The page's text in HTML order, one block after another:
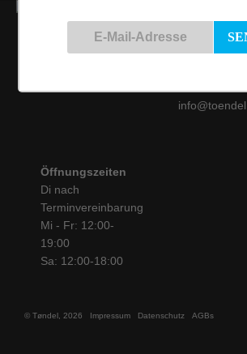
50825 Köln
Öffnungszeiten
Di nach
Terminvereinbarung
Mi - Fr: 12:00-
19:00
Sa: 12:00-18:00
© Tøndel, 2026 Impressum Datenschutz AGBs